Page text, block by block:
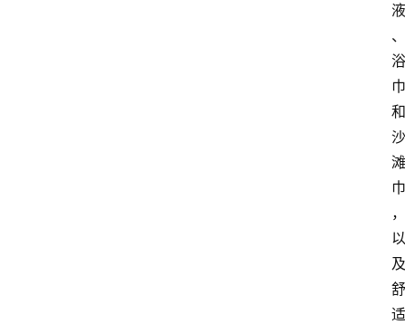
液
、
浴
巾
和
沙
滩
巾
，
以
及
舒
适